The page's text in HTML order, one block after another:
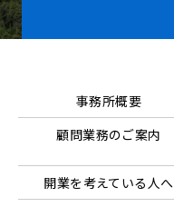
事務所概要
顧問業務のご案内
開業を考えている人へ